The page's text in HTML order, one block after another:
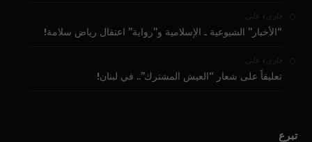
قارىء على
“الأخبار” الشيوعية ـ الإسلامية و”رواية” اعتقال رياض سلامة!
قارىء على
تعليقاً على شعار “العيش المشترك”.. في لبنان!
تبرع